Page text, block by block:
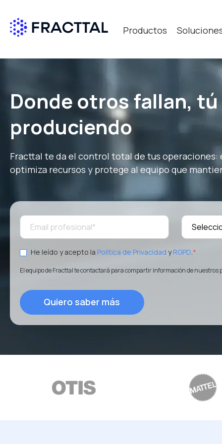
Productos
Qué
Donde otros fallan,
produciendo
Fracttal te da el control total de tus operaciones:
optimiza recursos y protege al equipo que
He leído y acepto la Política de Privacidad yRGPD.*
El equipo de Fracttal te contactará para compartir información de nuestros